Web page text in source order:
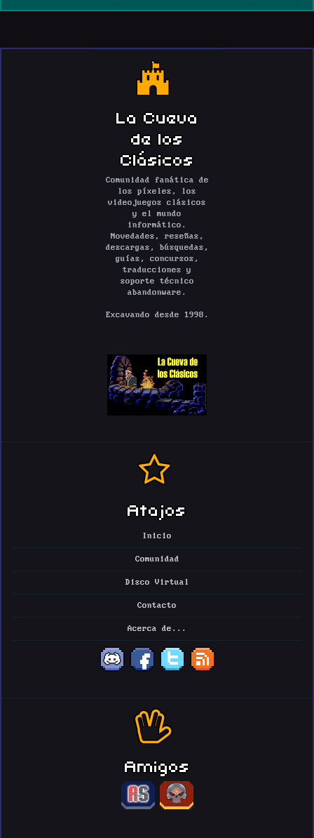
La Cueva
de los
Clásicos
Comunidad fanática de
los píxeles, los
videojuegos clásicos
y el mundo
informático.
Novedades, reseñas,
descargas, búsquedas,
guías, concursos,
traducciones y
soporte técnico
abandonware.
Excavando desde 1998.
Atajos
Inicio
Comunidad
Disco Virtual
Contacto
Acerca de...
Amigos